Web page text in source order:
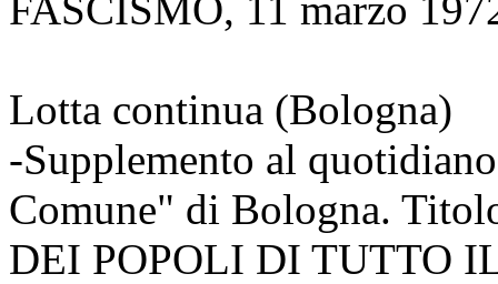
Lotta continua (Bologna)
-Supplemento al
Comune" di Bologna.
DEI POPOLI DI TUTTO